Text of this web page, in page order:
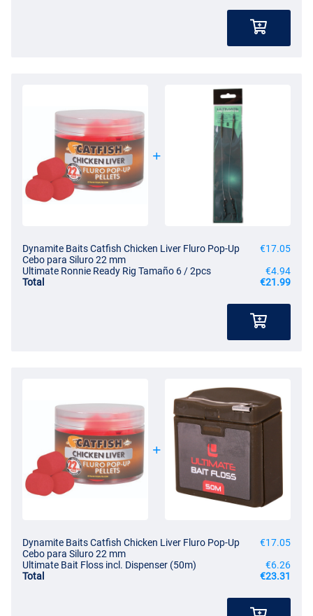
Dynamite Baits Catfish Chicken Liver Fluro Pop-Up
Cebo para Siluro 22 mm
€17.05
Ultimate Ronnie Ready Rig Tamaño 6 / 2pcs
€4.94
Total
€21.99
Dynamite Baits Catfish Chicken Liver Fluro Pop-Up
Cebo para Siluro 22 mm
€17.05
Ultimate Bait Floss incl. Dispenser (50m)
€6.26
Total
€23.31